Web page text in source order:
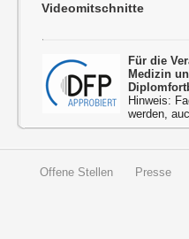
Videomitschnitte
Für die
Medizin
Hinweis:
werden,
Offene Stellen Presse